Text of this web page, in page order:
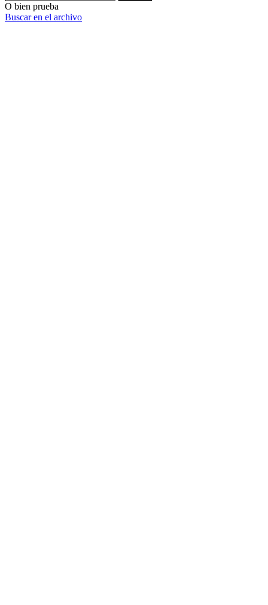
O bien prueba
Buscar en el archivo